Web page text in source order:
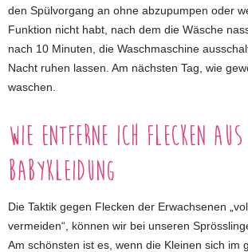
den Spülvorgang an ohne abzupumpen oder
Funktion nicht habt, nach dem die Wäsche
nach 10 Minuten, die Waschmaschine
Nacht ruhen lassen. Am nächsten Tag, wie
waschen.
Wie entferne ich Flecken
Babykleidung
Die Taktik gegen Flecken der Erwachsenen
vermeiden“, können wir bei unseren
Am schönsten ist es, wenn die Kleinen sich im